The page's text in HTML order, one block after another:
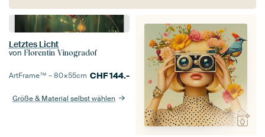
Letztes Licht
von Florentin Vinogradof
ArtFrame™ –80×55cm CHF144.-
Größe & Material selbst wählen